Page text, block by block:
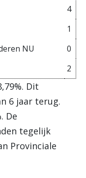
4
1
NU
0
2
Dit
6 jaar terug.
De
tegelijk
Provinciale